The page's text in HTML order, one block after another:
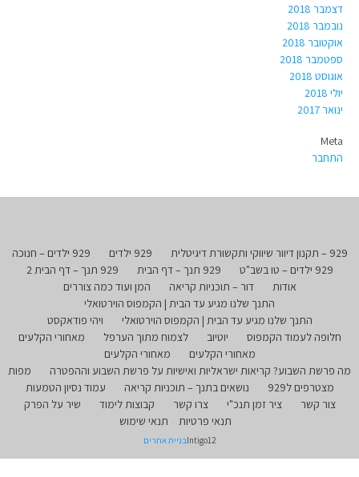
דצמבר 2018
נובמבר 2018
אוקטובר 2018
ספטמבר 2018
אוגוסט 2018
יולי 2018
ינואר 2017
Meta
התחבר
929 – תקנון דיוור שיווקי ותקשורת דיגיטלית 929 ילדים
929 ילדים – חנוכה
929 ילדים – טו בשב"ט
929 תנך – דף הבית
929 תנך – דף הבית 2
אודות
דור – תוכניות קריאה
המן ועוד כמה צוררים
התנך שלנו מגיע עד הבית | הקמפוס הוירטואלי
התנך שלנו מגיע עד הבית | הקמפוס הוירטואלי
ויהי פודאקסט
חלופה לעמוד הקמפוס
יוטיוב לצמוח מתוך הערפל
מאחורי הקלעים
מאחורי הקלעים
מאחורי הקלעים
מה פרשת השבוע? קריאות ישראליות ואישיות על פרשת השבוע וההפטרה
מפות
מצטרפים ל929
נושאים בתנך – תוכניות קריאה
עמוד נסיון הטמעות
צור קשר
ציר זמן תנכ"י צרו קשר קבוצות לימוד
שיר על הפרק
תנאי פרטיות
תנאי שימוש
Intigo12בניית אתרים